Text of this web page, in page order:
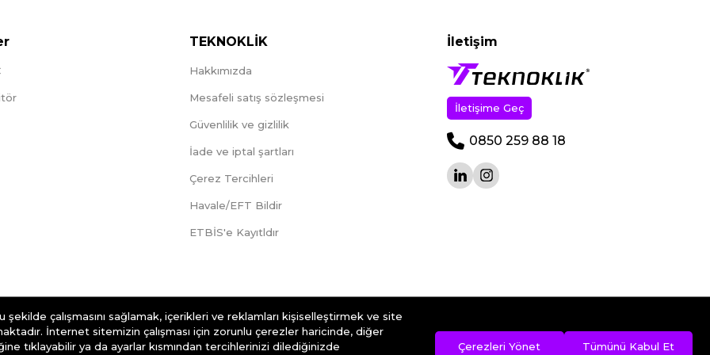
TEKNOKLİK
Hakkımızda
Mesafeli satış sözleşmesi
Güvenlilik ve gizlilik
İade ve iptal şartları
Çerez Tercihleri
Havale/EFT Bildir
ETBİS'e Kayıtldır
İletişim
İletişime Geç
0850 259 88 18
çalışmasını sağlamak, içerikleri ve reklamları kişiselleştirmek ve site
İnternet sitemizin çalışması için zorunlu çerezler haricinde, diğer
tıklayabilir ya da ayarlar kısmından tercihlerinizi dilediğinizde
Çerezleri Yönet Tümünü Kabul Et